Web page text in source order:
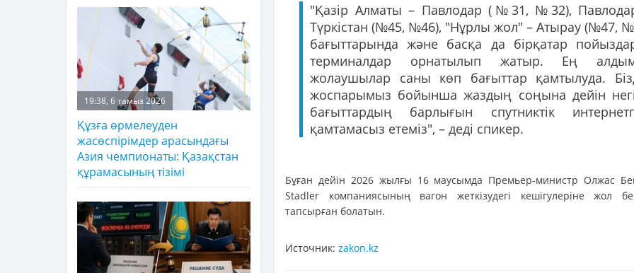
"Қазір Алматы – Павлодар (№31, №32),
Түркістан (№45, №46), "Нұрлы жол" – Атырау (№47,
бағыттарында және басқа да бірқатар
терминалдар орнатылып жатыр. Ең
жолаушылар саны көп бағыттар қамтылуда.
жоспарымыз бойынша жаздың соңына дейін
бағыттардың барлығын спутниктік
қамтамасыз етеміз", – деді спикер.
Бұған дейін 2026 жылғы 16 маусымда Премьер-министр Олжас
Stadler компаниясының вагон жеткізудегі кешігулеріне жол
тапсырған болатын.
Источник: zakon.kz
19:38, 6 тамыз 2026
Құзға өрмелеуден
жасөспірімдер арасындағы
Азия чемпионаты: Қазақстан
құрамасының тізімі